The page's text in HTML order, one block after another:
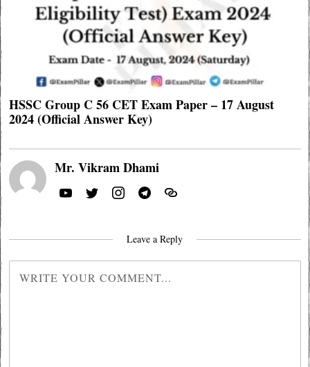
HSSC Group C 56 CET Exam Paper – 17 August
2024 (Official Answer Key)
Mr. Vikram Dhami
Leave a Reply